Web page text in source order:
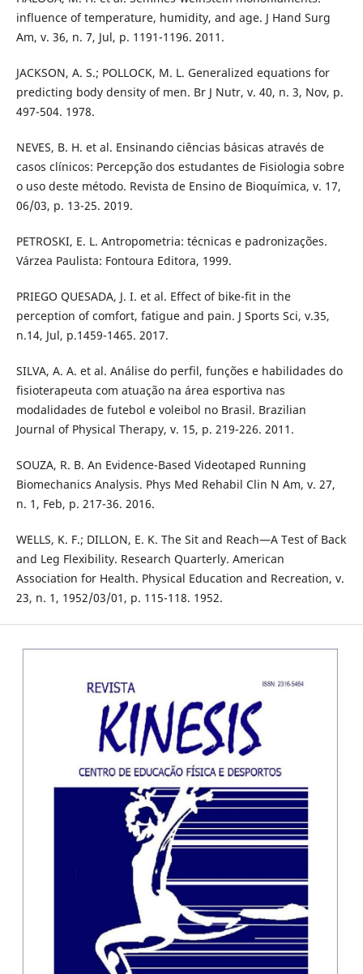
influence of temperature, humidity, and age. J Hand Surg
Am, v. 36, n. 7, Jul, p. 1191-1196. 2011.
JACKSON, A. S.; POLLOCK, M. L. Generalized equations for
predicting body density of men. Br J Nutr, v. 40, n. 3, Nov, p.
497-504. 1978.
NEVES, B. H. et al. Ensinando ciências básicas através de
casos clínicos: Percepção dos estudantes de Fisiologia sobre
o uso deste método. Revista de Ensino de Bioquímica, v. 17,
06/03, p. 13-25. 2019.
PETROSKI, E. L. Antropometria: técnicas e padronizações.
Várzea Paulista: Fontoura Editora, 1999.
PRIEGO QUESADA, J. I. et al. Effect of bike-fit in the
perception of comfort, fatigue and pain. J Sports Sci, v.35,
n.14, Jul, p.1459-1465. 2017.
SILVA, A. A. et al. Análise do perfil, funções e habilidades do
fisioterapeuta com atuação na área esportiva nas
modalidades de futebol e voleibol no Brasil. Brazilian
Journal of Physical Therapy, v. 15, p. 219-226. 2011.
SOUZA, R. B. An Evidence-Based Videotaped Running
Biomechanics Analysis. Phys Med Rehabil Clin N Am, v. 27,
n. 1, Feb, p. 217-36. 2016.
WELLS, K. F.; DILLON, E. K. The Sit and Reach—A Test of Back
and Leg Flexibility. Research Quarterly. American
Association for Health. Physical Education and Recreation, v.
23, n. 1, 1952/03/01, p. 115-118. 1952.